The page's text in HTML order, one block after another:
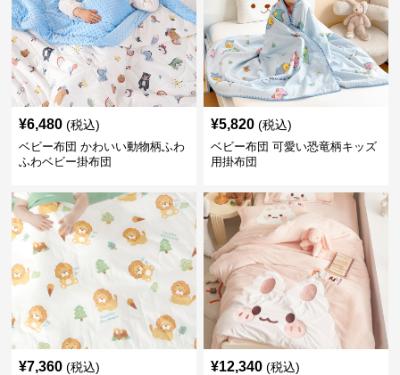
¥6,480 (税込)
ベビー布団 かわいい動物柄ふわ
ふわベビー掛布団
¥5,820 (税込)
ベビー布団 可愛い恐竜柄キッズ
用掛布団
¥7,360 (税込) ¥12,340 (税込)